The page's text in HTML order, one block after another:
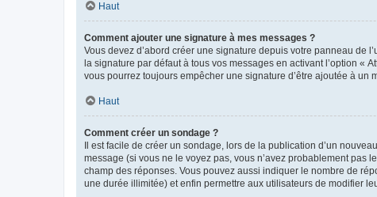
Haut
Comment ajouter une signature à mes messages ?
Vous devez d’abord créer une signature depuis votre panneau de
la signature par défaut à tous vos messages en activant l’option «
vous pourrez toujours empêcher une signature d’être ajoutée à un
Haut
Comment créer un sondage ?
Il est facile de créer un sondage, lors de la publication d’un
message (si vous ne le voyez pas, vous n’avez probablement
champ des réponses. Vous pouvez aussi indiquer le nombre de
une durée illimitée) et enfin permettre aux utilisateurs de modifier